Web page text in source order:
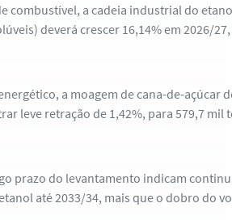
combustível, a cadeia industrial do
deverá crescer 16,14% em 2026/
a moagem de cana-de-açúcar
leve retração de 1,42%, para 579,7 mil
prazo do levantamento indicam
até 2033/34, mais que o dobro do